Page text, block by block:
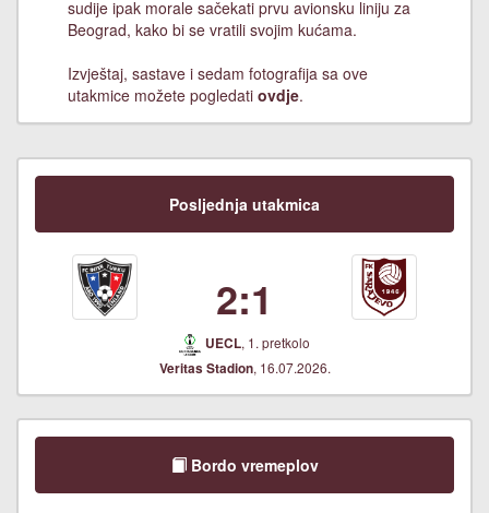
sudije ipak morale sačekati prvu avionsku liniju za
Beograd, kako bi se vratili svojim kućama.
Izvještaj, sastave i sedam fotografija sa ove
utakmice možete pogledati ovdje.
Posljednja utakmica
2:1
UECL, 1. pretkolo
Veritas Stadion, 16.07.2026.
Bordo vremeplov